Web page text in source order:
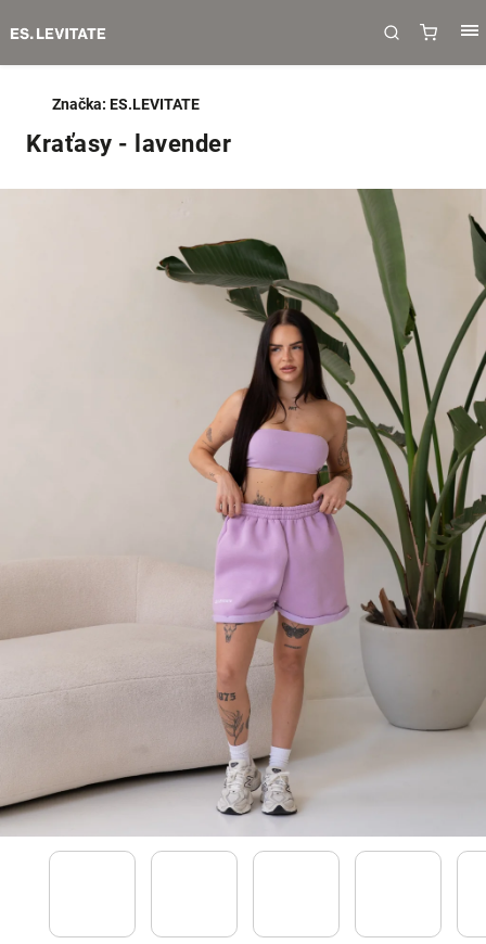
Kraťasy - lavender
Značka: ES.LEVITATE